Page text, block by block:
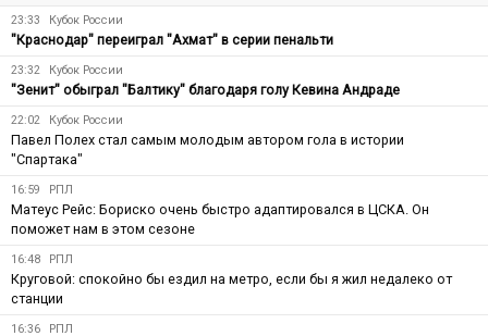
23:33 Кубок России
"Краснодар" переиграл "Ахмат" в серии пенальти
23:32 Кубок России
"Зенит" обыграл "Балтику" благодаря голу Кевина Андраде
22:02 Кубок России
Павел Полех стал самым молодым автором гола в истории
"Спартака"
16:59 РПЛ
Матеус Рейс: Бориско очень быстро адаптировался в ЦСКА. Он
поможет нам в этом сезоне
16:48 РПЛ
Круговой: спокойно бы ездил на метро, если бы я жил недалеко от
станции
16:36 РПЛ